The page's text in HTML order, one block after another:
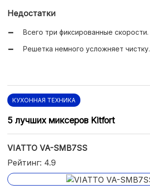
Недостатки
Всего три фиксированные скорости.
Решетка немного усложняет чистку.
КУХОННАЯ ТЕХНИКА
5 лучших миксеров Kitfort
VIATTO VA-SMB7SS
Рейтинг: 4.9